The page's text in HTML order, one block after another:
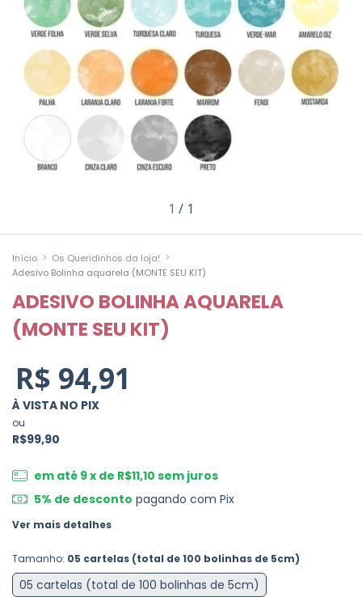
1 / 1
Início > Os Queridinhos da loja! >
Adesivo Bolinha aquarela (MONTE SEU KIT)
ADESIVO BOLINHA AQUARELA
(MONTE SEU KIT)
R$ 94,91
À VISTA NO PIX
ou
R$99,90
em até 9x de R$11,10 sem juros
5% de desconto pagando com Pix
Ver mais detalhes
Tamanho: 05 cartelas (total de 100 bolinhas de 5cm)
05 cartelas (total de 100 bolinhas de 5cm)